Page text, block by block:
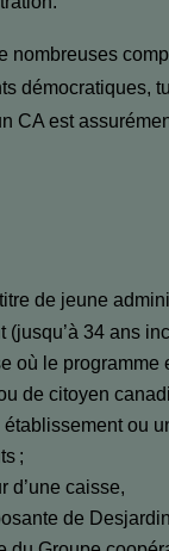
nombreuses
démocratiques,
CA est
de jeune
34 ans
où le programme
de citoyen
ou
;
d’une caisse,
de